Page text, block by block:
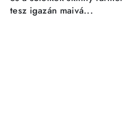
tesz igazán maivá...